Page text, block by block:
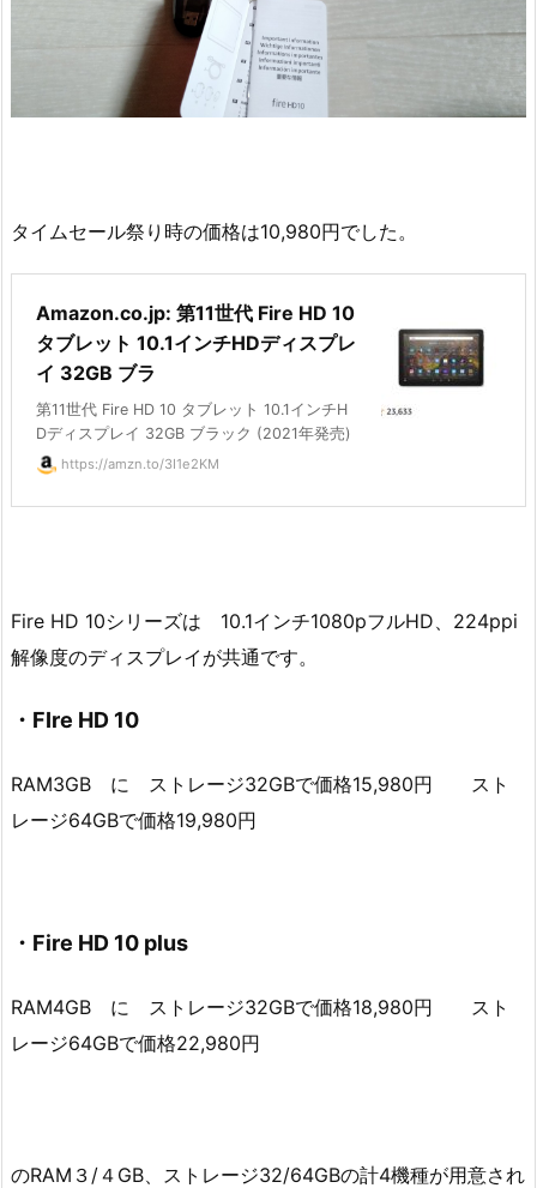
タイムセール祭り時の価格は10,980円でした。
Amazon.co.jp: 第11世代 Fire HD 10
タブレット 10.1インチHDディスプレ
イ 32GB ブラ
第11世代 Fire HD 10 タブレット 10.1インチH
Dディスプレイ 32GB ブラック (2021年発売)
https://amzn.to/3I1e2KM
Fire HD 10シリーズは 10.1インチ1080pフルHD、224ppi
解像度のディスプレイが共通です。
・FIre HD 10
RAM3GB に ストレージ32GBで価格15,980円 スト
レージ64GBで価格19,980円
・Fire HD 10 plus
RAM4GB に ストレージ32GBで価格18,980円 スト
レージ64GBで価格22,980円
のRAM３/４GB、ストレージ32/64GBの計4機種が用意され